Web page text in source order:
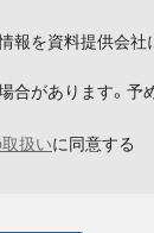
報を資料提供会
合があります。予
扱いに同意する